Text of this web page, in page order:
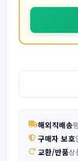
해외직배송
구매자 보호
교환/반품상